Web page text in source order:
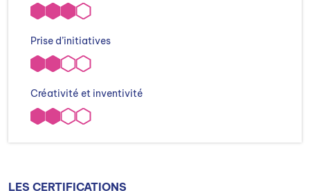
Prise d’initiatives
Créativité et inventivité
LES CERTIFICATIONS